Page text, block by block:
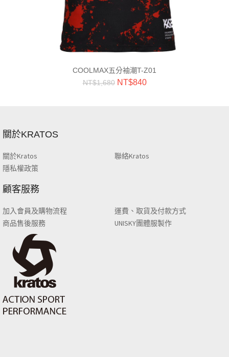
COOLMAX五分袖潮T-Z01
NT$1,680 NT$840
關於KRATOS
關於Kratos
聯絡Kratos
隱私權政策
顧客服務
加入會員及購物流程
運費、取貨及付款方式
商品售後服務
UNISKY團體服製作